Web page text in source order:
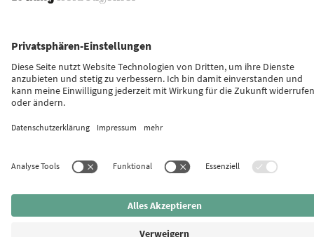
Impressum
Datenschutz
©2000 - 2026 Lecking Werbeagentur. Alle Rechte vorbehalten.